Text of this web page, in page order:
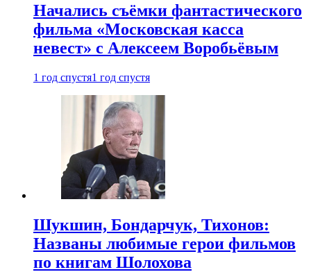
Начались съёмки фантастического
фильма «Московская касса
невест» с Алексеем Воробьёвым
1 год спустя1 год спустя
Шукшин, Бондарчук, Тихонов:
Названы любимые герои фильмов
по книгам Шолохова